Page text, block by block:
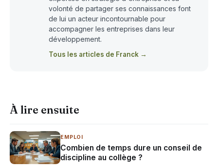
volonté de partager ses connaissances font
de lui un acteur incontournable pour
accompagner les entreprises dans leur
développement.
Tous les articles de Franck →
À lire ensuite
EMPLOI
Combien de temps dure un conseil de
discipline au collège ?